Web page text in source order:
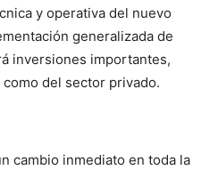
y operativa del nuevo
generalizada de
inversiones importantes,
del sector privado.
cambio inmediato en toda la